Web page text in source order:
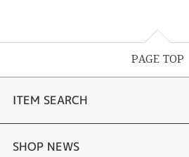
PAGE TOP
ITEM SEARCH
婚約指輪
SHOP NEWS